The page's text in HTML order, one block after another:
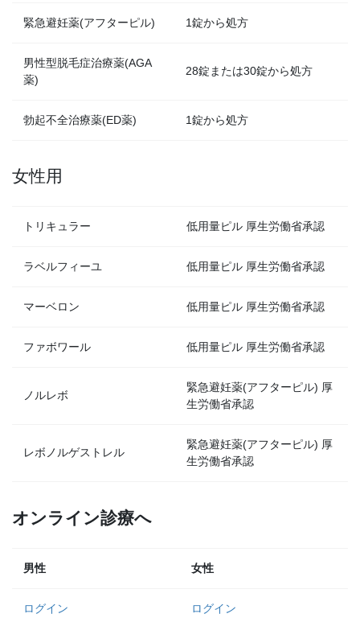
緊急避妊薬(アフターピル) 1錠から処方
男性型脱毛症治療薬(AGA
薬)
28錠または30錠から処方
勃起不全治療薬(ED薬) 1錠から処方
女性用
トリキュラー 低用量ピル 厚生労働省承認
ラベルフィーユ 低用量ピル 厚生労働省承認
マーベロン 低用量ピル 厚生労働省承認
ファボワール 低用量ピル 厚生労働省承認
ノルレボ
緊急避妊薬(アフターピル) 厚
生労働省承認
レボノルゲストレル
緊急避妊薬(アフターピル) 厚
生労働省承認
オンライン診療へ
男性 女性
ログイン ログイン